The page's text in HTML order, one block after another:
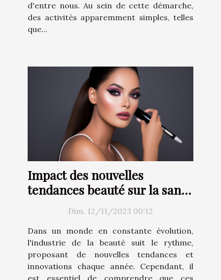
d'entre nous. Au sein de cette démarche,
des activités apparemment simples, telles
que...
Impact des nouvelles
tendances beauté sur la santé
Dim. 12/11/2023 00:12
Dans un monde en constante évolution,
l'industrie de la beauté suit le rythme,
proposant de nouvelles tendances et
innovations chaque année. Cependant, il
est essentiel de comprendre que ces